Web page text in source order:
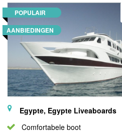
POPULAIR
AANBIEDINGEN
Egypte, Egypte Liveaboards
Comfortabele boot